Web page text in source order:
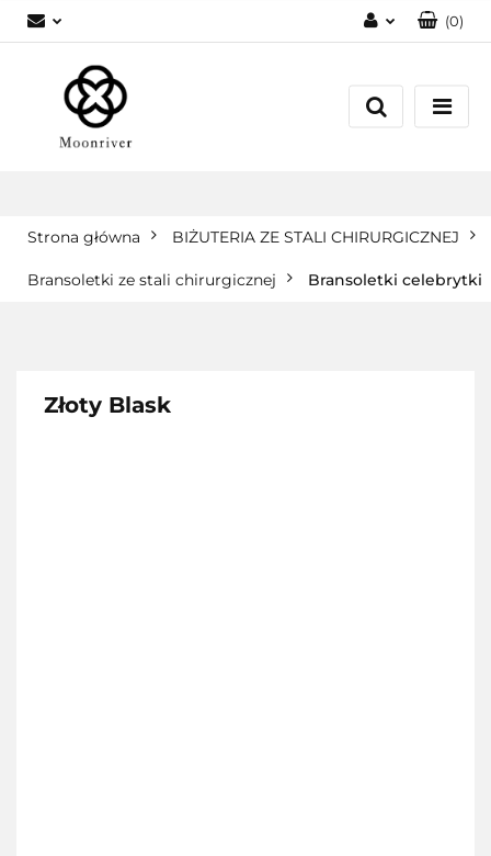
Zarejestruj się
(0)
Strona główna BIŻUTERIA ZE STALI CHIRURGICZNEJ
Bransoletki ze stali chirurgicznej Bransoletki celebrytki
Złoty Blask